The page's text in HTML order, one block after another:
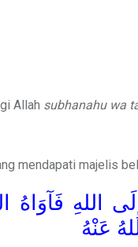
Allah subhanahu wa
mendapati majelis
اللهِ فَآوَاهُ
عَنْهُ